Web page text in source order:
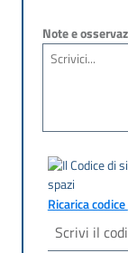
Note e
Ricarica codice